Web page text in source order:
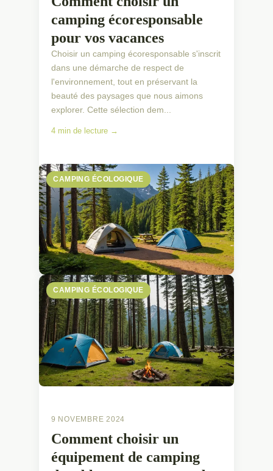
CAMPING ÉCOLOGIQUE
camping écoresponsable
pour vos vacances
Choisir un camping écoresponsable s'inscrit
dans une démarche de respect de
l'environnement, tout en préservant la
beauté des paysages que nous aimons
explorer. Cette sélection dem...
4 min de lecture →
CAMPING ÉCOLOGIQUE
9 NOVEMBRE 2024
Comment choisir un
équipement de camping